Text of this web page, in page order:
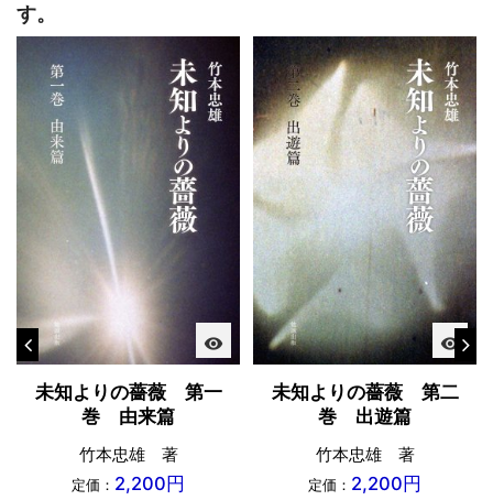
す。
visibility
未知よりの薔薇 第一
巻 由来篇
竹本忠雄 著
定価： 2,200円
visibility
未知よりの薔薇 第二
巻 出遊篇
竹本忠雄 著
定価： 2,200円